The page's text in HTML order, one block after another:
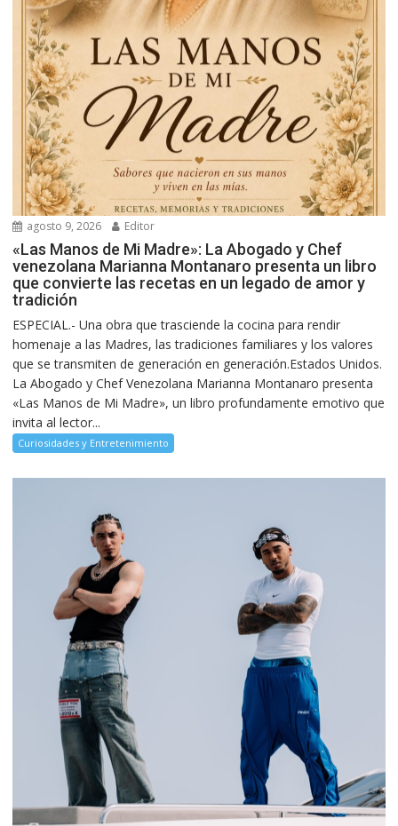
agosto 9, 2026 Editor
«Las Manos de Mi Madre»: La Abogado y Chef
venezolana Marianna Montanaro presenta un libro
que convierte las recetas en un legado de amor y
tradición
ESPECIAL.- Una obra que trasciende la cocina para rendir
homenaje a las Madres, las tradiciones familiares y los valores
que se transmiten de generación en generación.Estados Unidos.
La Abogado y Chef Venezolana Marianna Montanaro presenta
«Las Manos de Mi Madre», un libro profundamente emotivo que
invita al lector...
Curiosidades y Entretenimiento